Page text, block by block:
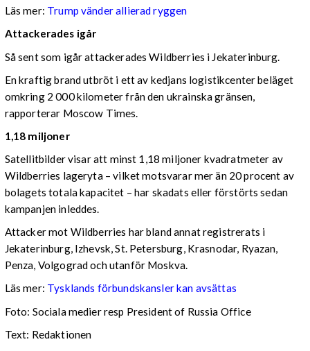
Läs mer: Trump vänder allierad ryggen
Attackerades igår
Så sent som igår attackerades Wildberries i Jekaterinburg.
En kraftig brand utbröt i ett av kedjans logistikcenter beläget
omkring 2 000 kilometer från den ukrainska gränsen,
rapporterar Moscow Times.
1,18 miljoner
Satellitbilder visar att minst 1,18 miljoner kvadratmeter av
Wildberries lageryta – vilket motsvarar mer än 20 procent av
bolagets totala kapacitet – har skadats eller förstörts sedan
kampanjen inleddes.
Attacker mot Wildberries har bland annat registrerats i
Jekaterinburg, Izhevsk, St. Petersburg, Krasnodar, Ryazan,
Penza, Volgograd och utanför Moskva.
Läs mer: Tysklands förbundskansler kan avsättas
Foto: Sociala medier resp President of Russia Office
Text: Redaktionen